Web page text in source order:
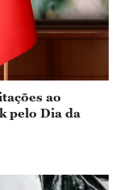
ao
pelo Dia da